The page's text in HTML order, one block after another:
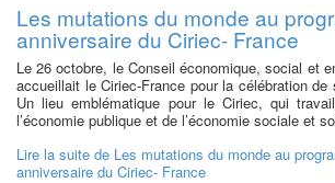
Les mutations du monde au
anniversaire du Ciriec- France
Le 26 octobre, le Conseil économique, social et
accueillait le Ciriec-France pour la célébration de
Un lieu emblématique pour le Ciriec, qui
l’économie publique et de l’économie sociale et
Lire la suite de Les mutations du monde au
anniversaire du Ciriec- France